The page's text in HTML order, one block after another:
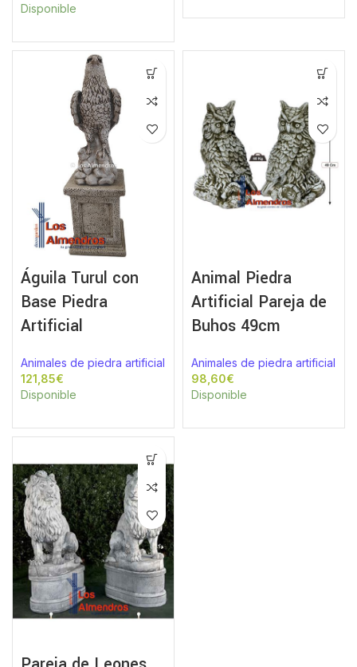
Disponible
Águila Turul con
Base Piedra
Artificial
Animales de piedra artificial
€
Disponible
Animal Piedra
Artificial Pareja de
Buhos 49cm
Animales de piedra artificial
€
Disponible